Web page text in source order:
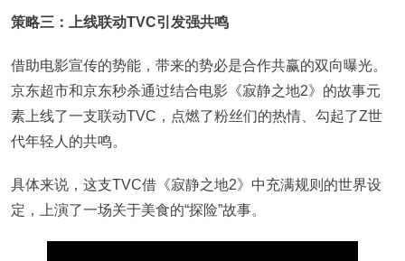
策略三：上线联动TVC引发强共鸣
借助电影宣传的势能，带来的势必是合作共赢的双向曝光。
京东超市和京东秒杀通过结合电影《寂静之地2》的故事元
素上线了一支联动TVC，点燃了粉丝们的热情、勾起了Z世
代年轻人的共鸣。
具体来说，这支TVC借《寂静之地2》中充满规则的世界设
定，上演了一场关于美食的“探险”故事。